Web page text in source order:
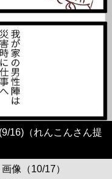
16)（れんこんさん提
像（10/17）